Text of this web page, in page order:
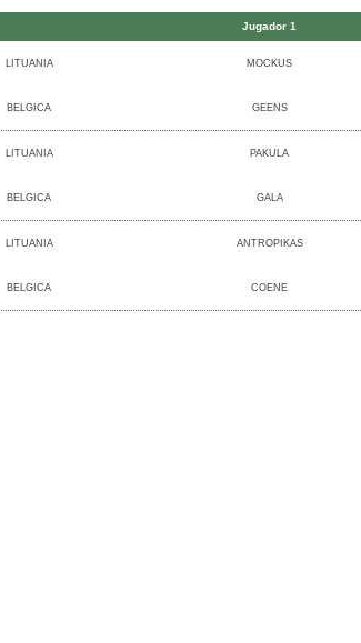
Jugador 1
LITUANIA MOCKUS
BELGICA GEENS
LITUANIA PAKULA
BELGICA GALA
LITUANIA ANTROPIKAS
BELGICA COENE